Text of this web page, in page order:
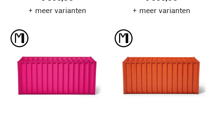
+ meer varianten
+ meer varianten